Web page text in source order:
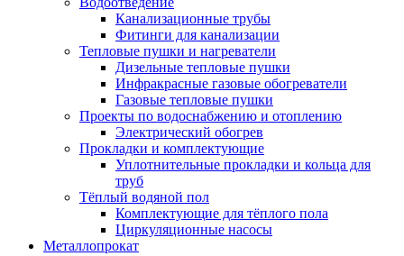
Канализационные трубы
Фитинги для канализации
Тепловые пушки и нагреватели
Дизельные тепловые пушки
Инфракрасные газовые обогреватели
Газовые тепловые пушки
Проекты по водоснабжению и отоплению
Электрический обогрев
Прокладки и комплектующие
Уплотнительные прокладки и кольца для
труб
Тёплый водяной пол
Комплектующие для тёплого пола
Циркуляционные насосы
Металлопрокат